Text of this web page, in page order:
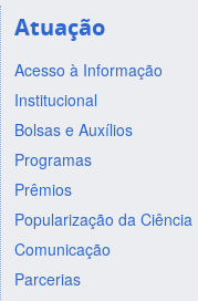
Atuação
Acesso à Informação
Institucional
Bolsas e Auxílios
Programas
Prêmios
Popularização da Ciência
Comunicação
Parcerias